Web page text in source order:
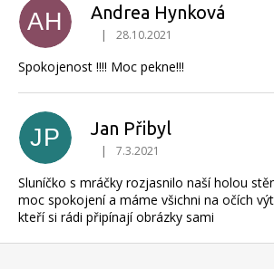
AH Andrea Hynková
Hodnocení produktu je 5 z 5
| 28.10.2021
Spokojenost !!!! Moc pekne!!!
JP Jan Přibyl
Hodnocení produktu je 5 z 5
| 7.3.2021
Sluníčko s mráčky rozjasnilo naší holou
moc spokojení a máme všichni na očích
kteří si rádi připínají obrázky sami